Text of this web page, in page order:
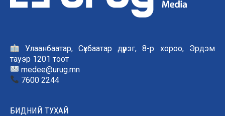
Улаанбаатар, Сүхбаатар дүүрэг, 8-р хороо, Эрдэм
тауэр 1201 тоот
medee@urug.mn
7600 2244
БИДНИЙ ТУХАЙ